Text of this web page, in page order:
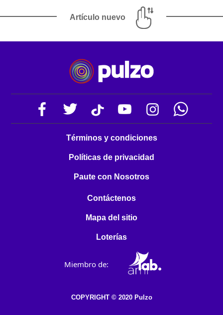
Artículo nuevo
Términos y condiciones
Políticas de privacidad
Paute con Nosotros
Contáctenos
Mapa del sitio
Loterías
Miembro de:
COPYRIGHT © 2020 Pulzo